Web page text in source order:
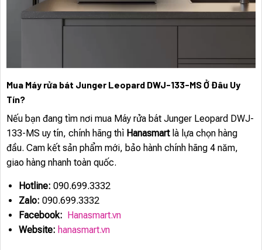
Mua Máy rửa bát Junger Leopard DWJ-133-MS Ở Đâu Uy
Tín?
Nếu bạn đang tìm nơi mua Máy rửa bát Junger Leopard DWJ-
133-MS uy tín, chính hãng thì Hanasmartlà lựa chọn hàng
đầu. Cam kết sản phẩm mới, bảo hành chính hãng 4 năm,
giao hàng nhanh toàn quốc.
Hotline: 090.699.3332
Zalo: 090.699.3332
Facebook: Hanasmart.vn
Website: hanasmart.vn